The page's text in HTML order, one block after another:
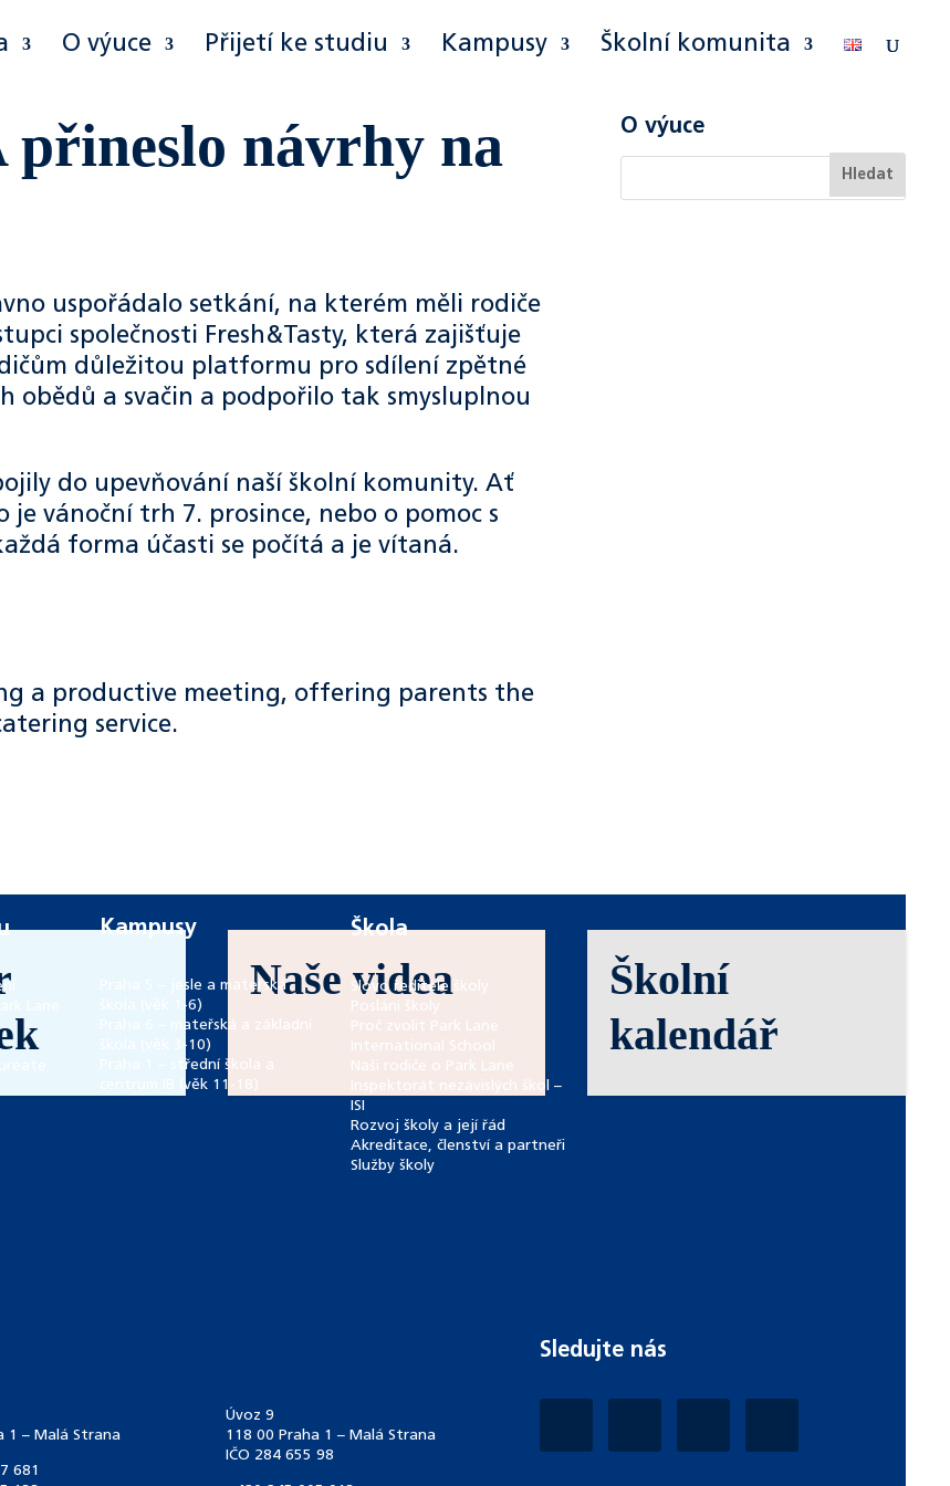
O výuce Přijetí ke studiu Kampusy Školní komunita
přineslo návrhy na
uspořádalo setkání, na kterém měli rodiče
společnosti Fresh&Tasty, která zajišťuje
důležitou platformu pro sdílení zpětné
obědů a svačin a podpořilo tak smysluplnou
do upevňování naší školní komunity. Ať
vánoční trh 7. prosince, nebo o pomoc s
forma účasti se počítá a je vítaná.
O výuce
Naše videa
Školní
kalendář
Lane
Kampusy
Praha 5 – jesle a mateřská
škola (věk 1-6)
Praha 6 – mateřská a základní
škola (věk 3-10)
Praha 1 – střední škola a
centrum IB (věk 11-18)
Škola
Slovo ředitele školy
Inspektorát nezávislých škol –
ISI
Rozvoj školy a její řád
Akreditace, členství a partneři
Služby školy
1 – Malá Strana
681
Úvoz 9
118 00 Praha 1 – Malá Strana
IČO 284 655 98
Sledujte nás